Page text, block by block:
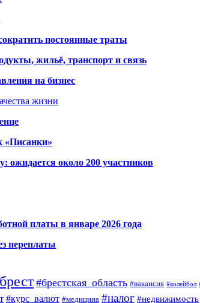
постоянные траты
жильё, транспорт и связь
на бизнес
жизни
«Писанки»
ожидается около 200 участников
платы в январе 2026 года
переплаты
#брестская_область #вакансия #волейбол
#курс_валют #медицина #налог #недвижимость